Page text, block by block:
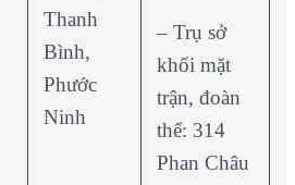
Thanh
Bình,
Phước
Ninh
– Trụ sở
khối mặt
trận, đoàn
thể: 314
Phan Châu